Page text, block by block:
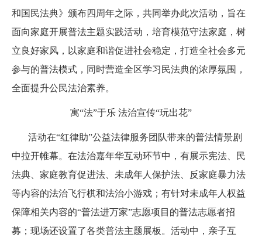
和国民法典》颁布四周年之际，共同举办此次活动，旨在
面向家庭开展普法主题实践活动，培育模范守法家庭，树
立良好家风，以家庭和谐促进社会稳定，打造全社会多元
参与的普法模式，同时营造全区学习民法典的浓厚氛围，
全面提升公民法治素养。
寓“法”于乐 法治宣传“玩出花”
活动在“红律助”公益法律服务团队带来的普法情景剧
中拉开帷幕。在法治嘉年华互动环节中，有展示宪法、民
法典、家庭教育促进法、未成年人保护法、反家庭暴力法
等内容的法治飞行棋和法治小游戏；有针对未成年人权益
保障相关内容的“普法进万家”志愿项目的普法志愿者招
募；现场还设置了各类普法主题展板。活动中，亲子互